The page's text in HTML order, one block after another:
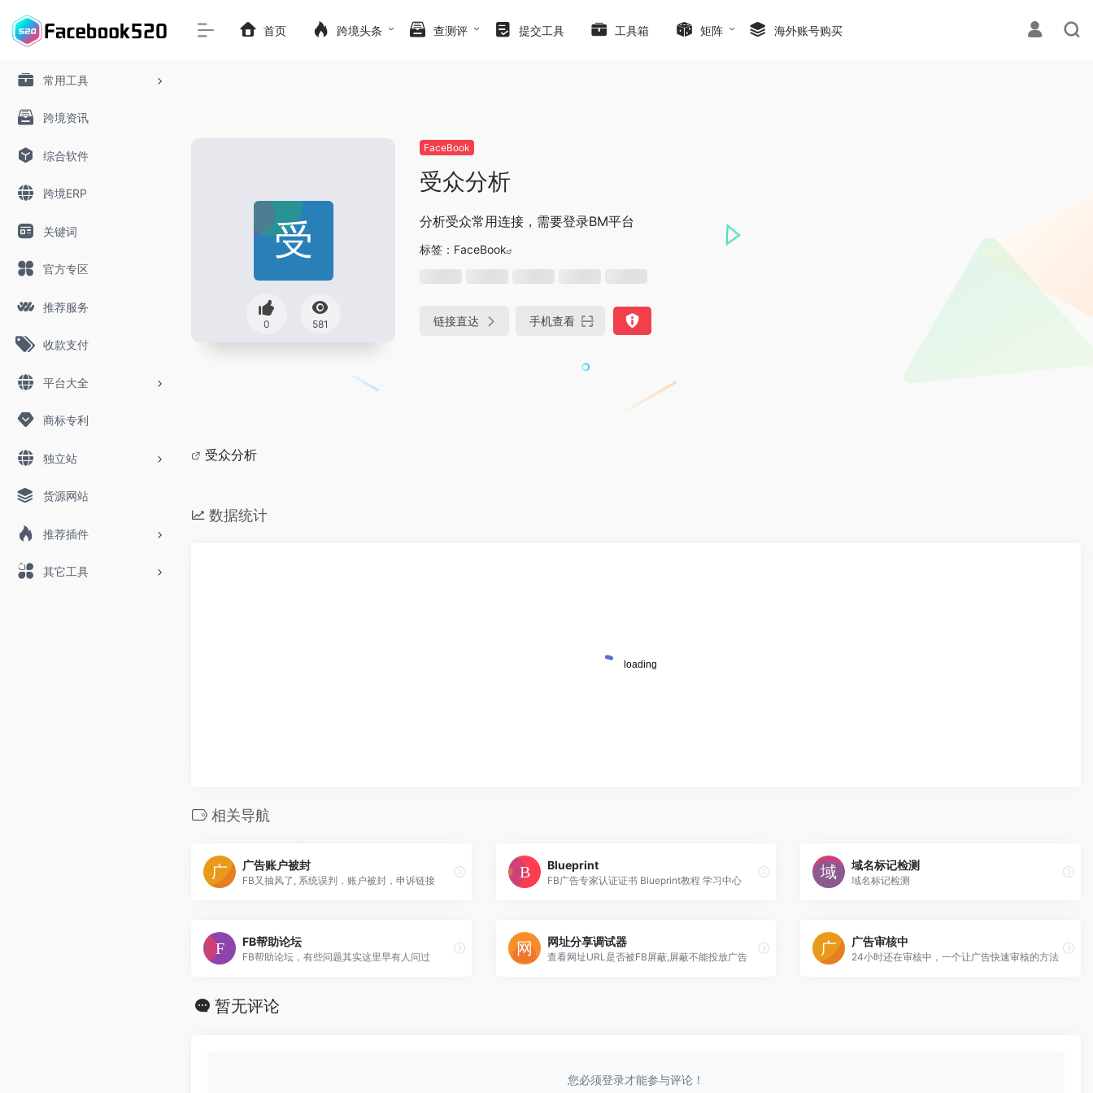
常用工具
跨境资讯
综合软件
跨境ERP
关键词
官方专区
推荐服务
收款支付
平台大全
商标专利
独立站
货源网站
推荐插件
其它工具
首页 跨境头条 查测评 提交工具 工具箱 矩阵 海外账号购买
0 581
FaceBook
受众分析
分析受众常用连接，需要登录BM平台
标签： FaceBook
链接直达 手机查看
受众分析
数据统计
相关导航
广告账户被封
FB又抽风了, 系统误判，账户被封，申诉链接
Blueprint
FB广告专家认证证书 Blueprint教程 学习中心
域名标记检测
域名标记检测
FB帮助论坛
FB帮助论坛，有些问题其实这里早有人问过
网址分享调试器
查看网址URL是否被FB屏蔽,屏蔽不能投放广告
广告审核中
24小时还在审核中，一个让广告快速审核的方法
暂无评论
您必须登录才能参与评论！